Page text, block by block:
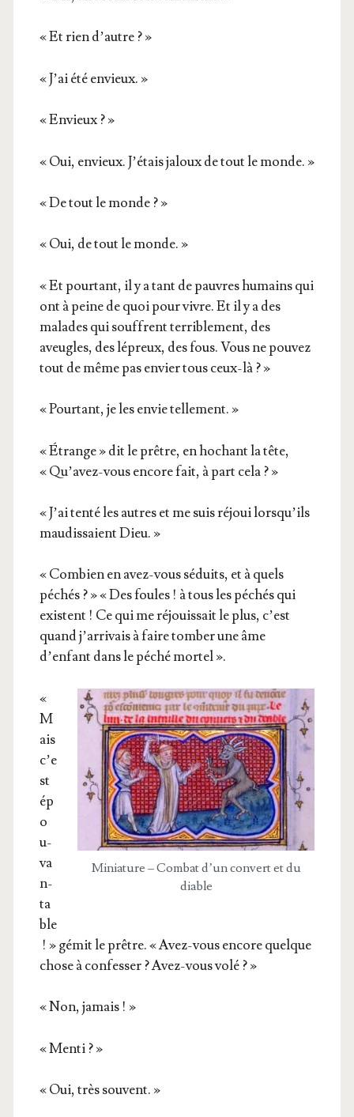
« Et rien d’autre ? »
« J’ai été envieux. »
« Envieux ? »
« Oui, envieux. J’étais jaloux de tout le monde. »
« De tout lemonde ? »
« Oui, de tout le monde. »
« Et pour­tant, il y a tant de pauvres humains qui
ont à peine de quoi pour vivre. Et il y a des
malades qui souffrent ter­ri­ble­ment, des
aveugles, des lépreux, des fous. Vous ne pou­vez
tout de même pas envier tous ceux-là ? »
« Pour­tant, je les envie tellement. »
« Étrange » dit le prêtre, en hochant la tête,
« Qu’avez-vous encore fait, à part cela ? »
« J’ai ten­té les autres et me suis réjoui lorsqu’ils
mau­dis­saient Dieu. »
« Com­bien en avez-vous séduits, et à quels
péchés ? » « Des foules ! à tous les péchés qui
existent ! Ce qui me réjouis­sait le plus, c’est
quand j’arrivais à faire tom­ber une âme
d’enfant dans le péché mortel ».
Minia­ture – Com­bat d’un convert et du
diable
«
M
ais
c’e
st
ép
o
u­
va
n­
ta
ble
! » gémit le prêtre. « Avez-­vous encore quelque
chose à confes­ser ? Avez-vous volé ? »
« Non, jamais ! »
« Men­ti ? »
« Oui, très souvent. »